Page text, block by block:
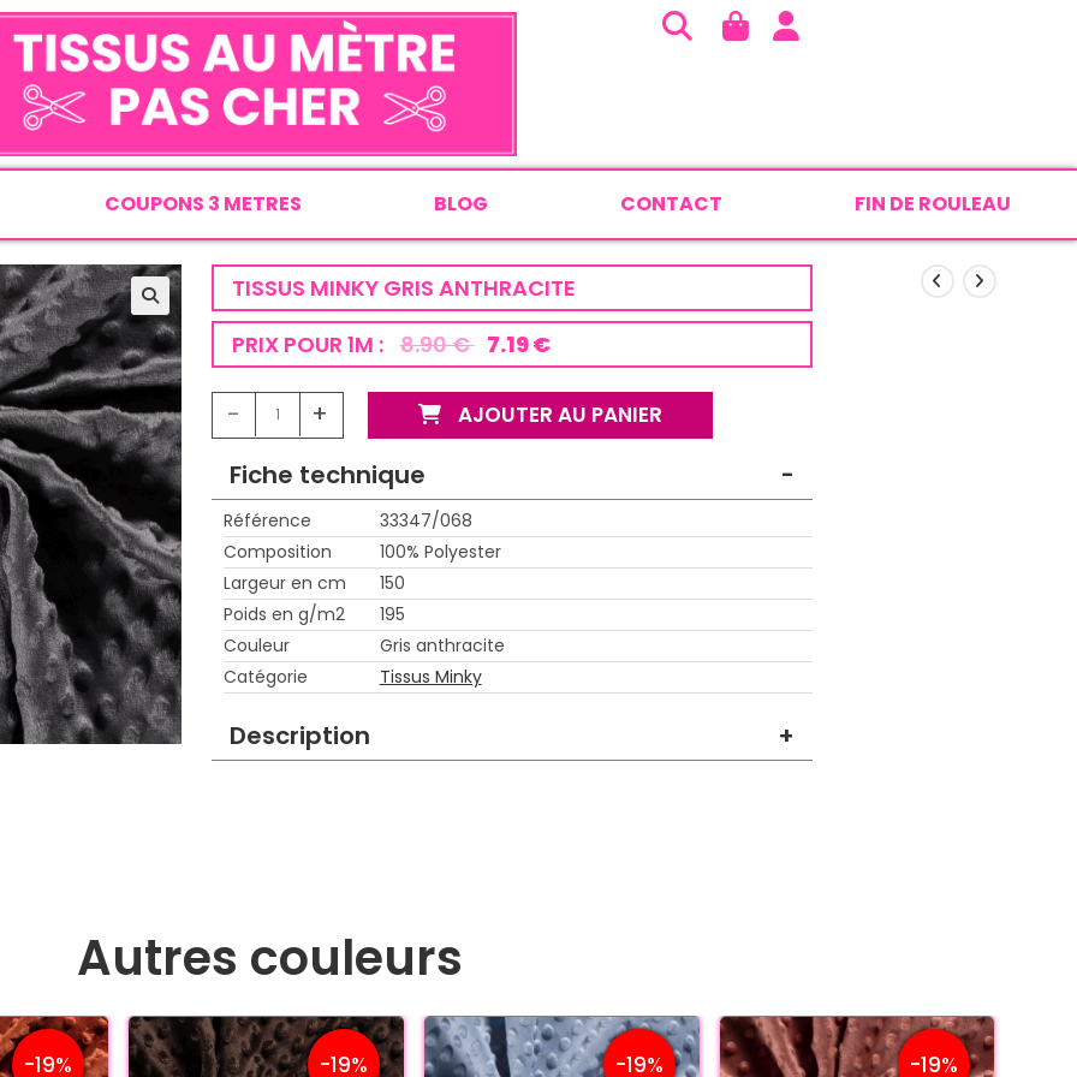
COUPONS 3 METRES BLOG CONTACT FIN DE ROULEAU
TISSUS MINKY GRIS ANTHRACITE
PRIX POUR 1M : 8.90 € 7.19 €
- + AJOUTER AU PANIER
Fiche technique -
Référence
33347/068
Composition
100% Polyester
Largeur en cm
150
Poids en g/m2
195
Couleur
Gris anthracite
Catégorie
Tissus Minky
Description +
Autres couleurs
-19% -19% -19% -19%